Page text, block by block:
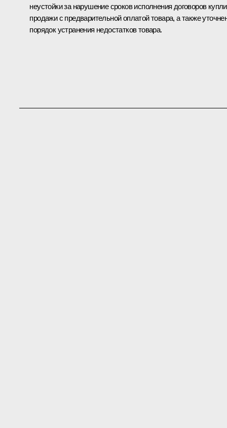
неустойки за нарушение сроков исполнения договоров
продажи с предварительной оплатой товара, а также
порядок устранения недостатков товара.